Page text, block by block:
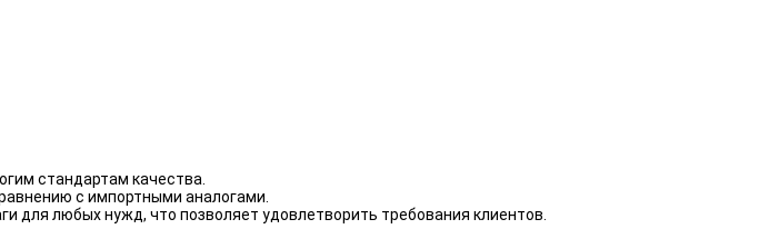
стандартам качества.
с импортными аналогами.
для любых нужд, что позволяет удовлетворить требования клиентов.